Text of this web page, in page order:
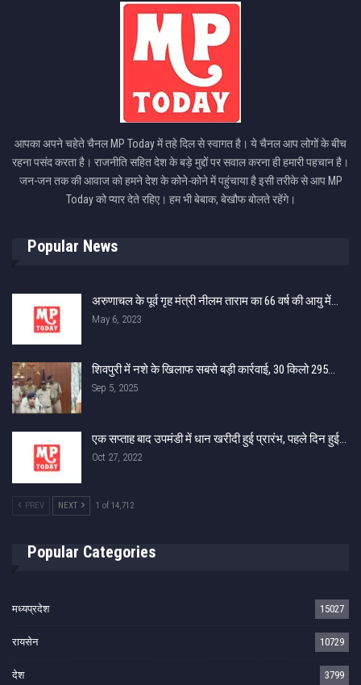
आपका अपने चहेते चैनल MP Today में तहे दिल से स्वागत है। ये चैनल आप लोगों के बीच
रहना पसंद करता है। राजनीति सहित देश के बड़े मुद्दों पर सवाल करना ही हमारी पहचान है।
जन-जन तक की आवाज को हमने देश के कोने-कोने में पहुंचाया है इसी तरीके से आप MP
Today को प्यार देते रहिए। हम भी बेबाक, बेखौफ बोलते रहेंगे।
Popular News
अरुणाचल के पूर्व गृह मंत्री नीलम ताराम का 66 वर्ष की आयु में…
May 6, 2023
शिवपुरी में नशे के खिलाफ सबसे बड़ी कार्रवाई, 30 किलो 295…
Sep 5, 2025
एक सप्ताह बाद उपमंडी में धान खरीदी हुई प्रारंभ, पहले दिन हुई…
Oct 27, 2022
PREV NEXT 1 of 14,712
Popular Categories
मध्यप्रदेश 15027
रायसेन 10729
देश 3799